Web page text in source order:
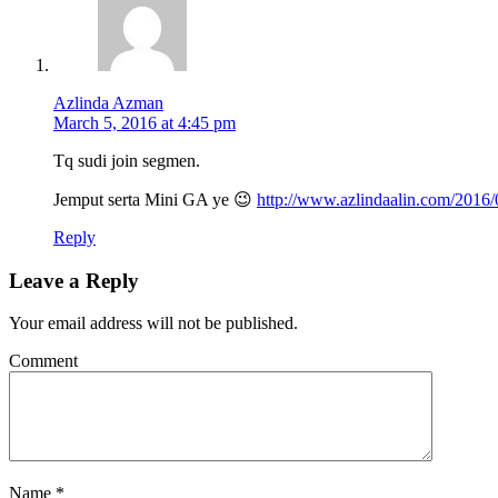
Azlinda Azman
March 5, 2016 at 4:45 pm
Tq sudi join segmen.
Jemput serta Mini GA ye 😉 http://www.azlindaalin.com/
Reply
Leave a Reply
Your email address will not be published.
Comment
Name *